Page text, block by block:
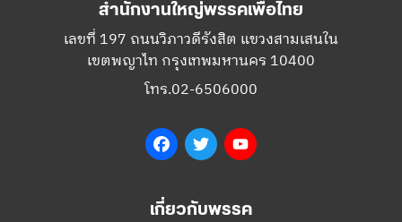
สำนักงานใหญ่พรรคเพื่อไทย
เลขที่ 197 ถนนวิภาวดีรังสิต แขวงสามเสนใน
เขตพญาไท กรุงเทพมหานคร 10400
โทร.02-6506000
FacebookTwitter
เกี่ยวกับพรรค